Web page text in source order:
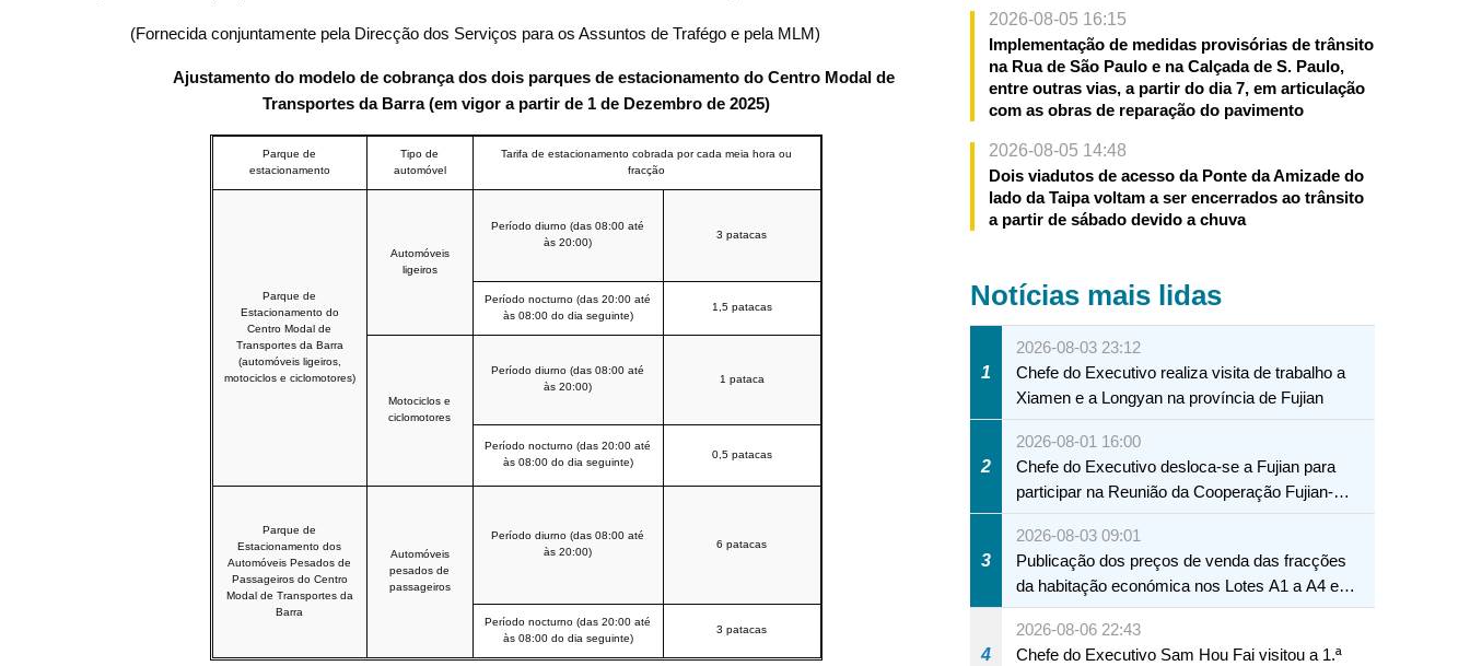
(Fornecida conjuntamente pela Direcção dos Serviços para os Assuntos de Trafégo e pela MLM)
Ajustamento do modelo de cobrança dos dois parques de estacionamento do Centro Modal de
Transportes da Barra (em vigor a partir de 1 de Dezembro de 2025)
Parque de
estacionamento
Tipo de
automóvel
Tarifa de estacionamento cobrada por cada meia hora ou
fracção
Parque de
Estacionamento do
Centro Modal de
Transportes da Barra
(automóveis ligeiros,
motociclos e ciclomotores)
Automóveis
ligeiros
Período diurno (das 08:00 até
às 20:00)
3 patacas
Período nocturno (das 20:00 até
às 08:00 do dia seguinte)
1,5 patacas
Motociclos e
ciclomotores
Período diurno (das 08:00 até
às 20:00)
1 pataca
Período nocturno (das 20:00 até
às 08:00 do dia seguinte)
0,5 patacas
Parque de
Estacionamento dos
Automóveis Pesados de
Passageiros do Centro
Modal de Transportes da
Barra
Automóveis
pesados de
passageiros
Período diurno (das 08:00 até
às 20:00)
6 patacas
Período nocturno (das 20:00 até
às 08:00 do dia seguinte)
3 patacas
2026-08-05 16:15
Implementação de medidas provisórias de trânsito
na Rua de São Paulo e na Calçada de S. Paulo,
entre outras vias, a partir do dia 7, em articulação
com as obras de reparação do pavimento
2026-08-05 14:48
Dois viadutos de acesso da Ponte da Amizade do
lado da Taipa voltam a ser encerrados ao trânsito
a partir de sábado devido a chuva
Notícias mais lidas
1
2026-08-03 23:12
Chefe do Executivo realiza visita de trabalho a
Xiamen e a Longyan na província de Fujian
2
2026-08-01 16:00
Chefe do Executivo desloca-se a Fujian para
participar na Reunião da Cooperação Fujian-
Macau
3
2026-08-03 09:01
Publicação dos preços de venda das fracções
da habitação económica nos Lotes A1 a A4 e
A12 da Zona A dos Novos Aterros
4
2026-08-06 22:43
Chefe do Executivo Sam Hou Fai visitou a 1.ª